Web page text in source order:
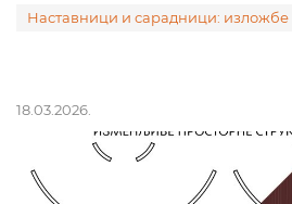
Наставници и сарадници: изложбе
18.03.2026.